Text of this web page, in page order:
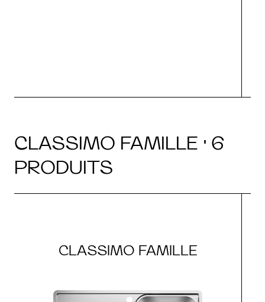
CLASSIMO FAMILLE · 6
PRODUITS
CLASSIMO FAMILLE